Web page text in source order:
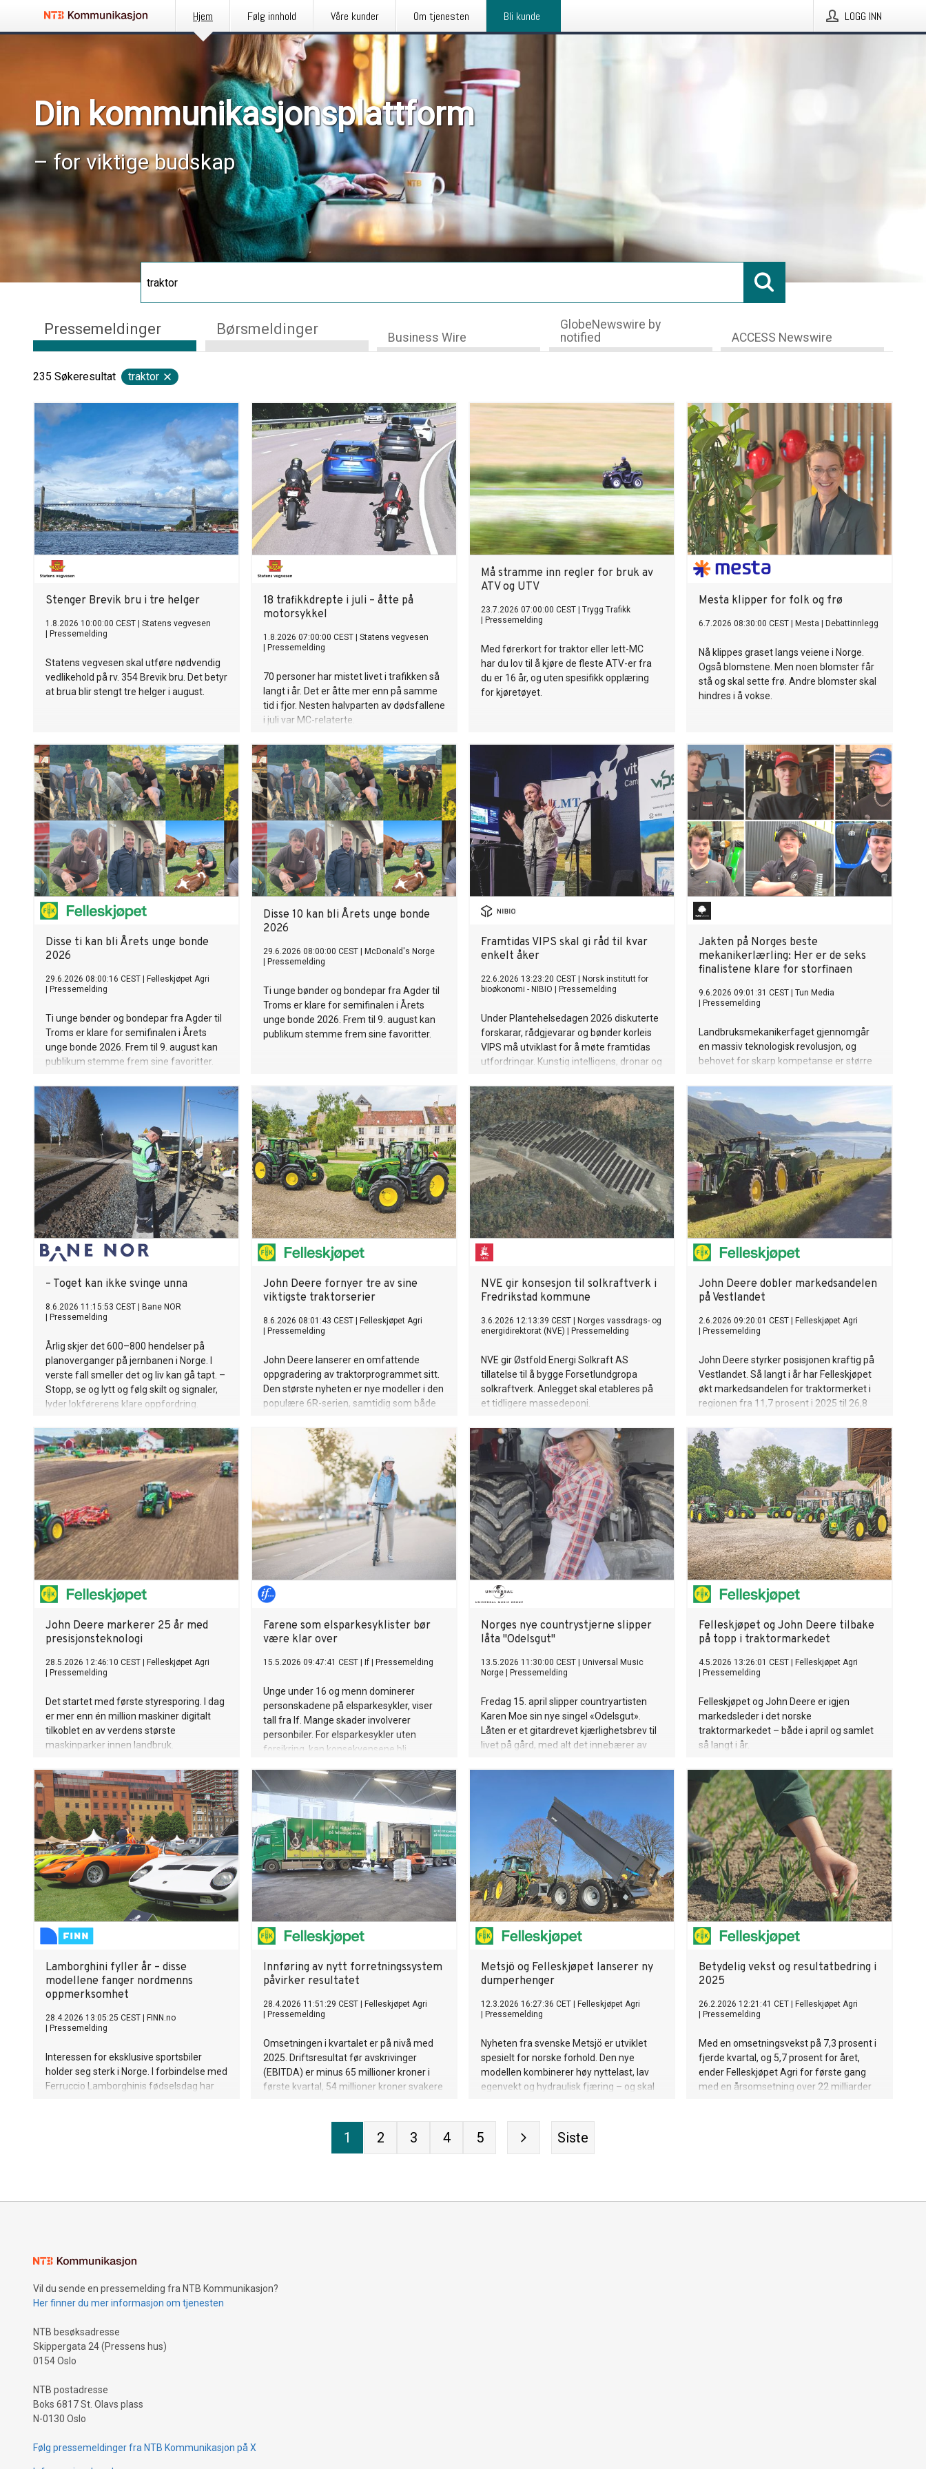
Hjem Følg innhold Våre kunder Om tjenesten Bli kunde LOGG INN
Din kommunikasjonsplattform
– for viktige budskap
Pressemeldinger Børsmeldinger Business Wire
GlobeNewswire by
notified
ACCESS Newswire
235 Søkeresultat traktor
Stenger Brevik bru i tre helger
1.8.2026 10:00:00 CEST
Statens vegvesen
Pressemelding
Statens vegvesen skal utføre nødvendig
vedlikehold på rv. 354 Brevik bru. Det betyr
at brua blir stengt tre helger i august.
18 trafikkdrepte i juli – åtte på
motorsykkel
1.8.2026 07:00:00 CEST
Statens vegvesen
Pressemelding
70 personer har mistet livet i trafikken så
langt i år. Det er åtte mer enn på samme
tid i fjor. Nesten halvparten av dødsfallene
i juli var MC-relaterte.
Må stramme inn regler for bruk av
ATV og UTV
23.7.2026 07:00:00 CEST
Trygg Trafikk
Pressemelding
Med førerkort for traktor eller lett-MC
har du lov til å kjøre de fleste ATV-er fra
du er 16 år, og uten spesifikk opplæring
for kjøretøyet.
Mesta klipper for folk og frø
6.7.2026 08:30:00 CEST Mesta Debattinnlegg
Nå klippes graset langs veiene i Norge.
Også blomstene. Men noen blomster får
stå og skal sette frø. Andre blomster skal
hindres i å vokse.
Disse ti kan bli Årets unge bonde
2026
29.6.2026 08:00:16 CEST
Felleskjøpet Agri
Pressemelding
Ti unge bønder og bondepar fra Agder til
Troms er klare for semifinalen i Årets
unge bonde 2026. Frem til 9. august kan
publikum stemme frem sine favoritter.
Disse 10 kan bli Årets unge bonde
2026
29.6.2026 08:00:00 CEST
McDonald's Norge
Pressemelding
Ti unge bønder og bondepar fra Agder til
Troms er klare for semifinalen i Årets
unge bonde 2026. Frem til 9. august kan
publikum stemme frem sine favoritter.
Framtidas VIPS skal gi råd til kvar
enkelt åker
22.6.2026 13:23:20 CEST
Norsk institutt for
bioøkonomi - NIBIO
Pressemelding
Under Plantehelsedagen 2026 diskuterte
forskarar, rådgjevarar og bønder korleis
VIPS må utviklast for å møte framtidas
utfordringar. Kunstig intelligens, dronar og
varslingsteneste langt meir presis enn
den er i dag.
Jakten på Norges beste
mekanikerlærling: Her er de seks
finalistene klare for storfinaen
9.6.2026 09:01:31 CEST
Tun Media
Pressemelding
Landbruksmekanikerfaget gjennomgår
en massiv teknologisk revolusjon, og
behovet for skarp kompetanse er større
lærling 2026» for alvor i gang. Seks
dyktige finalister har kjempet seg
gjennom tøffe interne kvalifiseringer, og i
august braker det løs under Agrisjå i
Stjørdal.
– Toget kan ikke svinge unna
8.6.2026 11:15:53 CEST
Bane NOR
Pressemelding
Årlig skjer det 600–800 hendelser på
planoverganger på jernbanen i Norge. I
verste fall smeller det og liv kan gå tapt. –
Stopp, se og lytt og følg skilt og signaler,
lyder lokførerens klare oppfordring.
John Deere fornyer tre av sine
viktigste traktorserier
8.6.2026 08:01:43 CEST
Felleskjøpet Agri
Pressemelding
John Deere lanserer en omfattende
oppgradering av traktorprogrammet sitt.
Den største nyheten er nye modeller i den
populære 6R-serien, samtidig som både
førerkomfort, presisjonsteknologi og
driftseffektivitet.
NVE gir konsesjon til solkraftverk i
Fredrikstad kommune
3.6.2026 12:13:39 CEST
Norges vassdrags- og
energidirektorat (NVE)
Pressemelding
NVE gir Østfold Energi Solkraft AS
tillatelse til å bygge Forsetlundgropa
solkraftverk. Anlegget skal etableres på
et tidligere massedeponi.
John Deere dobler markedsandelen
på Vestlandet
2.6.2026 09:20:01 CEST
Felleskjøpet Agri
Pressemelding
John Deere styrker posisjonen kraftig på
Vestlandet. Så langt i år har Felleskjøpet
økt markedsandelen for traktormerket i
regionen fra 11,7 prosent i 2025 til 26,8
John Deere markerer 25 år med
presisjonsteknologi
28.5.2026 12:46:10 CEST
Felleskjøpet Agri
Pressemelding
Det startet med første styresporing. I dag
er mer enn én million maskiner digitalt
tilkoblet en av verdens største
maskinparker innen landbruk.
Farene som elsparkesyklister bør
være klar over
15.5.2026 09:47:41 CEST If Pressemelding
Unge under 16 og menn dominerer
personskadene på elsparkesykler, viser
tall fra If. Mange skader involverer
personbiler. For elsparkesykler uten
forsikring, kan konsekvensene bli
Norges nye countrystjerne slipper
låta "Odelsgut"
13.5.2026 11:30:00 CEST
Universal Music
Norge
Pressemelding
Fredag 15. april slipper countryartisten
Karen Moe sin nye singel «Odelsgut».
Låten er et gitardrevet kjærlighetsbrev til
livet på gård, med alt det innebærer av
Felleskjøpet og John Deere tilbake
på topp i traktormarkedet
4.5.2026 13:26:01 CEST
Felleskjøpet Agri
Pressemelding
Felleskjøpet og John Deere er igjen
markedsleder i det norske
traktormarkedet – både i april og samlet
så langt i år.
Lamborghini fyller år – disse
modellene fanger nordmenns
oppmerksomhet
28.4.2026 13:05:25 CEST
FINN.no
Pressemelding
Interessen for eksklusive sportsbiler
holder seg sterk i Norge. I forbindelse med
Ferruccio Lamborghinis fødselsdag har
Innføring av nytt forretningssystem
påvirker resultatet
28.4.2026 11:51:29 CEST
Felleskjøpet Agri
Pressemelding
Omsetningen i kvartalet er på nivå med
2025. Driftsresultat før avskrivinger
(EBITDA) er minus 65 millioner kroner i
første kvartal, 54 millioner kroner svakere
tilbake og leverer et godt kvartal.
Metsjö og Felleskjøpet lanserer ny
dumperhenger
12.3.2026 16:27:36 CET
Felleskjøpet Agri
Pressemelding
Nyheten fra svenske Metsjö er utviklet
spesielt for norske forhold. Den nye
modellen kombinerer høy nyttelast, lav
egenvekt og hydraulisk fjæring – og skal
forhold.
Betydelig vekst og resultatbedring i
2025
26.2.2026 12:21:41 CET
Felleskjøpet Agri
Pressemelding
Med en omsetningsvekst på 7,3 prosent i
fjerde kvartal, og 5,7 prosent for året,
ender Felleskjøpet Agri for første gang
med en årsomsetning over 22 milliarder
1 2 3 4 5 Siste
Vil du sende en pressemelding fra NTB Kommunikasjon?
Her finner du mer informasjon om tjenesten
NTB besøksadresse
Skippergata 24 (Pressens hus)
0154 Oslo
NTB postadresse
Boks 6817 St. Olavs plass
N-0130 Oslo
Følg pressemeldinger fra NTB Kommunikasjon på X